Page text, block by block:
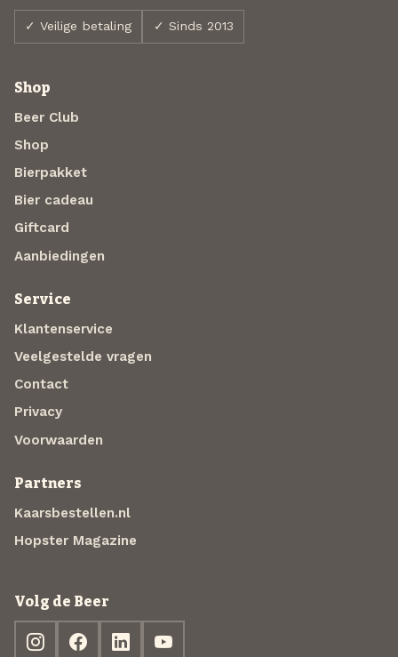
✓ Veilige betaling ✓ Sinds 2013
Shop
Beer Club
Shop
Bierpakket
Bier cadeau
Giftcard
Aanbiedingen
Service
Klantenservice
Veelgestelde vragen
Contact
Privacy
Voorwaarden
Partners
Kaarsbestellen.nl
Hopster Magazine
Volg de Beer